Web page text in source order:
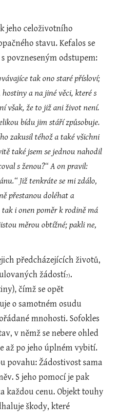
stavu. Kefalos se
povzneseným odstupem:
tak ono staré přísloví;
a na jiné věci, které s
však, že to již ani život není.
bídu jim stáří způsobuje.
zakusil téhož a také všichni
také jsem se jednou nahodil
s ženou?“ A on pravil:
Již tenkráte se mi zdálo,
přestanou doléhat a
i onen poměr k rodině má
měrou obtížné; pakli ne,
žádostí7).
čímž se opět
o samotném osudu
mnohosti. Sofokles
v němž se nebere ohled
až po jeho úplném vybití.
povahu: Žádostivost sama
S jeho pomocí je pak
každou cenu. Objekt touhy
škody, které